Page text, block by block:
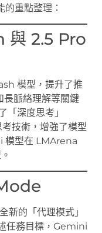
重點整理：
與 2.5 Pro
模型，提升了推
長脈絡理解等關鍵
深度思考」
技術，增強了模型
模型在 LMArena
的「代理模式」
任務目標，Gemini